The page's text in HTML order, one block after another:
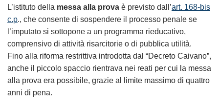
L’istituto della messa alla prova è previsto dall’art. 168-bis
c.p., che consente di sospendere il processo penale se
l’imputato si sottopone a un programma rieducativo,
comprensivo di attività risarcitorie o di pubblica utilità.
Fino alla riforma restrittiva introdotta dal “Decreto Caivano”,
anche il piccolo spaccio rientrava nei reati per cui la messa
alla prova era possibile, grazie al limite massimo di quattro
anni di pena.